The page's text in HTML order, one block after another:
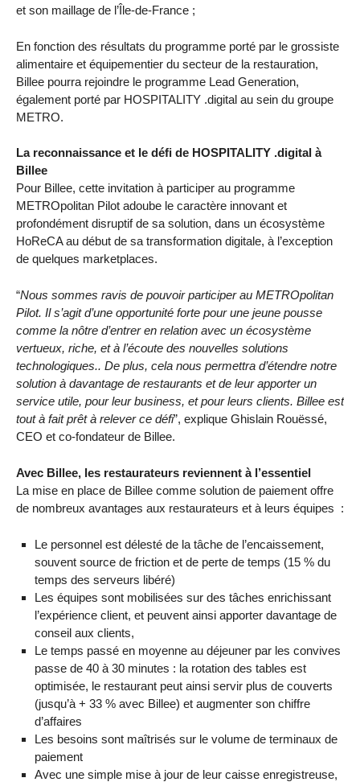
et son maillage de l’Île-de-France ;
En fonction des résultats du programme porté par le grossiste
alimentaire et équipementier du secteur de la restauration,
Billee pourra rejoindre le programme Lead Generation,
également porté par HOSPITALITY .digital au sein du groupe
METRO.
La reconnaissance et le défi de HOSPITALITY .digital à
Billee
Pour Billee, cette invitation à participer au programme
METROpolitan Pilot adoube le caractère innovant et
profondément disruptif de sa solution, dans un écosystème
HoReCA au début de sa transformation digitale, à l’exception
de quelques marketplaces.
“Nous sommes ravis de pouvoir participer au METROpolitan
Pilot. Il s’agit d’une opportunité forte pour une jeune pousse
comme la nôtre d’entrer en relation avec un écosystème
vertueux, riche, et à l’écoute des nouvelles solutions
technologiques.. De plus, cela nous permettra d’étendre notre
solution à davantage de restaurants et de leur apporter un
service utile, pour leur business, et pour leurs clients. Billee est
tout à fait prêt à relever ce défi”,​ explique Ghislain Rouëssé,
CEO et co-fondateur de Billee.
Avec Billee, les restaurateurs reviennent à l’essentiel
La mise en place de Billee comme solution de paiement ​offre
de nombreux avantages aux restaurateurs et à leurs équipes ​ :
Le personnel est délesté de la tâche de l’encaissement,
souvent source de friction et de perte de temps (15 % du
temps des serveurs libéré)
Les équipes sont mobilisées sur des tâches enrichissant
l’expérience client, et peuvent ainsi apporter davantage de
conseil aux clients,
Le temps passé en moyenne au déjeuner par les convives
passe de 40 à 30 minutes : la rotation des tables est
optimisée, le restaurant peut ainsi servir plus de couverts
(jusqu’à + 33 % avec Billee) et augmenter son chiffre
d’affaires
Les besoins sont maîtrisés sur le volume de terminaux de
paiement
Avec une simple mise à jour de leur caisse enregistreuse,